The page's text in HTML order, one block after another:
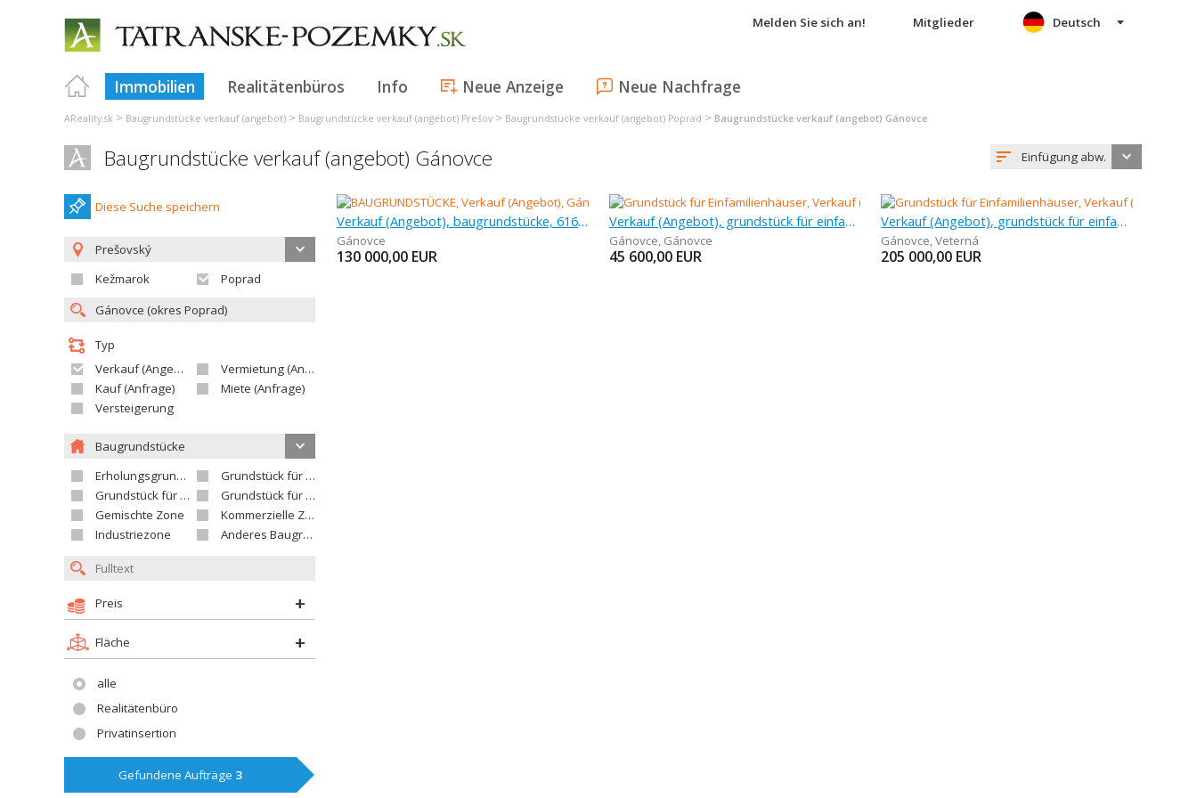
Melden Sie sich an! Mitglieder
Immobilien Realitätenbüros Info Neue Anzeige Neue Nachfrage
Deutsch
AReality.sk > Baugrundstücke verkauf (angebot) > Baugrundstücke verkauf (angebot) Prešov > Baugrundstücke verkauf (angebot) Poprad > Baugrundstücke verkauf (angebot) Gánovce
Baugrundstücke verkauf (angebot) Gánovce Einfügung abw.
Diese Suche speichern
Prešovský
Kežmarok
Poprad
Typ
Verkauf (Angebot)
Vermietung (Angebot)
Kauf (Anfrage)
Miete (Anfrage)
Versteigerung
Baugrundstücke
Erholungsgrundstück
Grundstück für Einfamilienhäuser
Grundstück für Wohnhäuser
Grundstück für Versorgungseinrichtungen
Gemischte Zone
Kommerzielle Zone
Industriezone
Anderes Baugrundstück
Preis
Fläche
alle
Realitätenbüro
Privatinsertion
Gefundene Aufträge 3
Verkauf (Angebot), baugrundstücke, 616 m
Gánovce
130 000,00 EUR
Verkauf (Angebot), grundstück für einfamilienhäuser, 726 m
Gánovce, Gánovce
45 600,00 EUR
Verkauf (Angebot), grundstück für einfamilienhäuser, 900 m
Gánovce,Veterná
205 000,00 EUR